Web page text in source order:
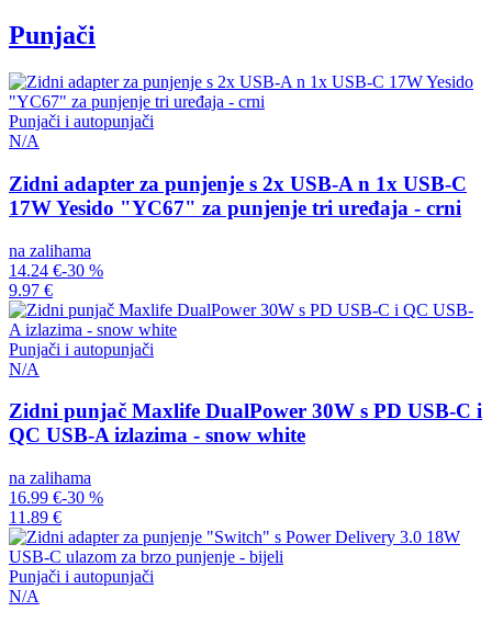
Punjači
Punjači i autopunjači
N/A
Zidni adapter za punjenje s 2x USB-A n 1x USB-C
17W Yesido "YC67" za punjenje tri uređaja - crni
na zalihama
14.24 €-30 %
9.97 €
Punjači i autopunjači
N/A
Zidni punjač Maxlife DualPower 30W s PD USB-C i
QC USB-A izlazima - snow white
na zalihama
16.99 €-30 %
11.89 €
Punjači i autopunjači
N/A